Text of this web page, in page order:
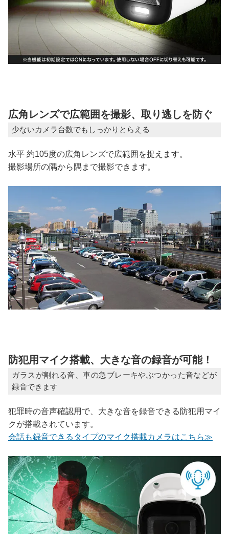
広角レンズで広範囲を撮影、取り逃しを防ぐ
少ないカメラ台数でもしっかりとらえる
水平 約105度の広角レンズで広範囲を捉えます。
撮影場所の隅から隅まで撮影できます。
防犯用マイク搭載、大きな音の録音が可能！
ガラスが割れる音、車の急ブレーキやぶつかった音などが
録音できます
犯罪時の音声確認用で、大きな音を録音できる防犯用マイ
クが搭載されています。
会話も録音できるタイプのマイク搭載カメラはこちら≫